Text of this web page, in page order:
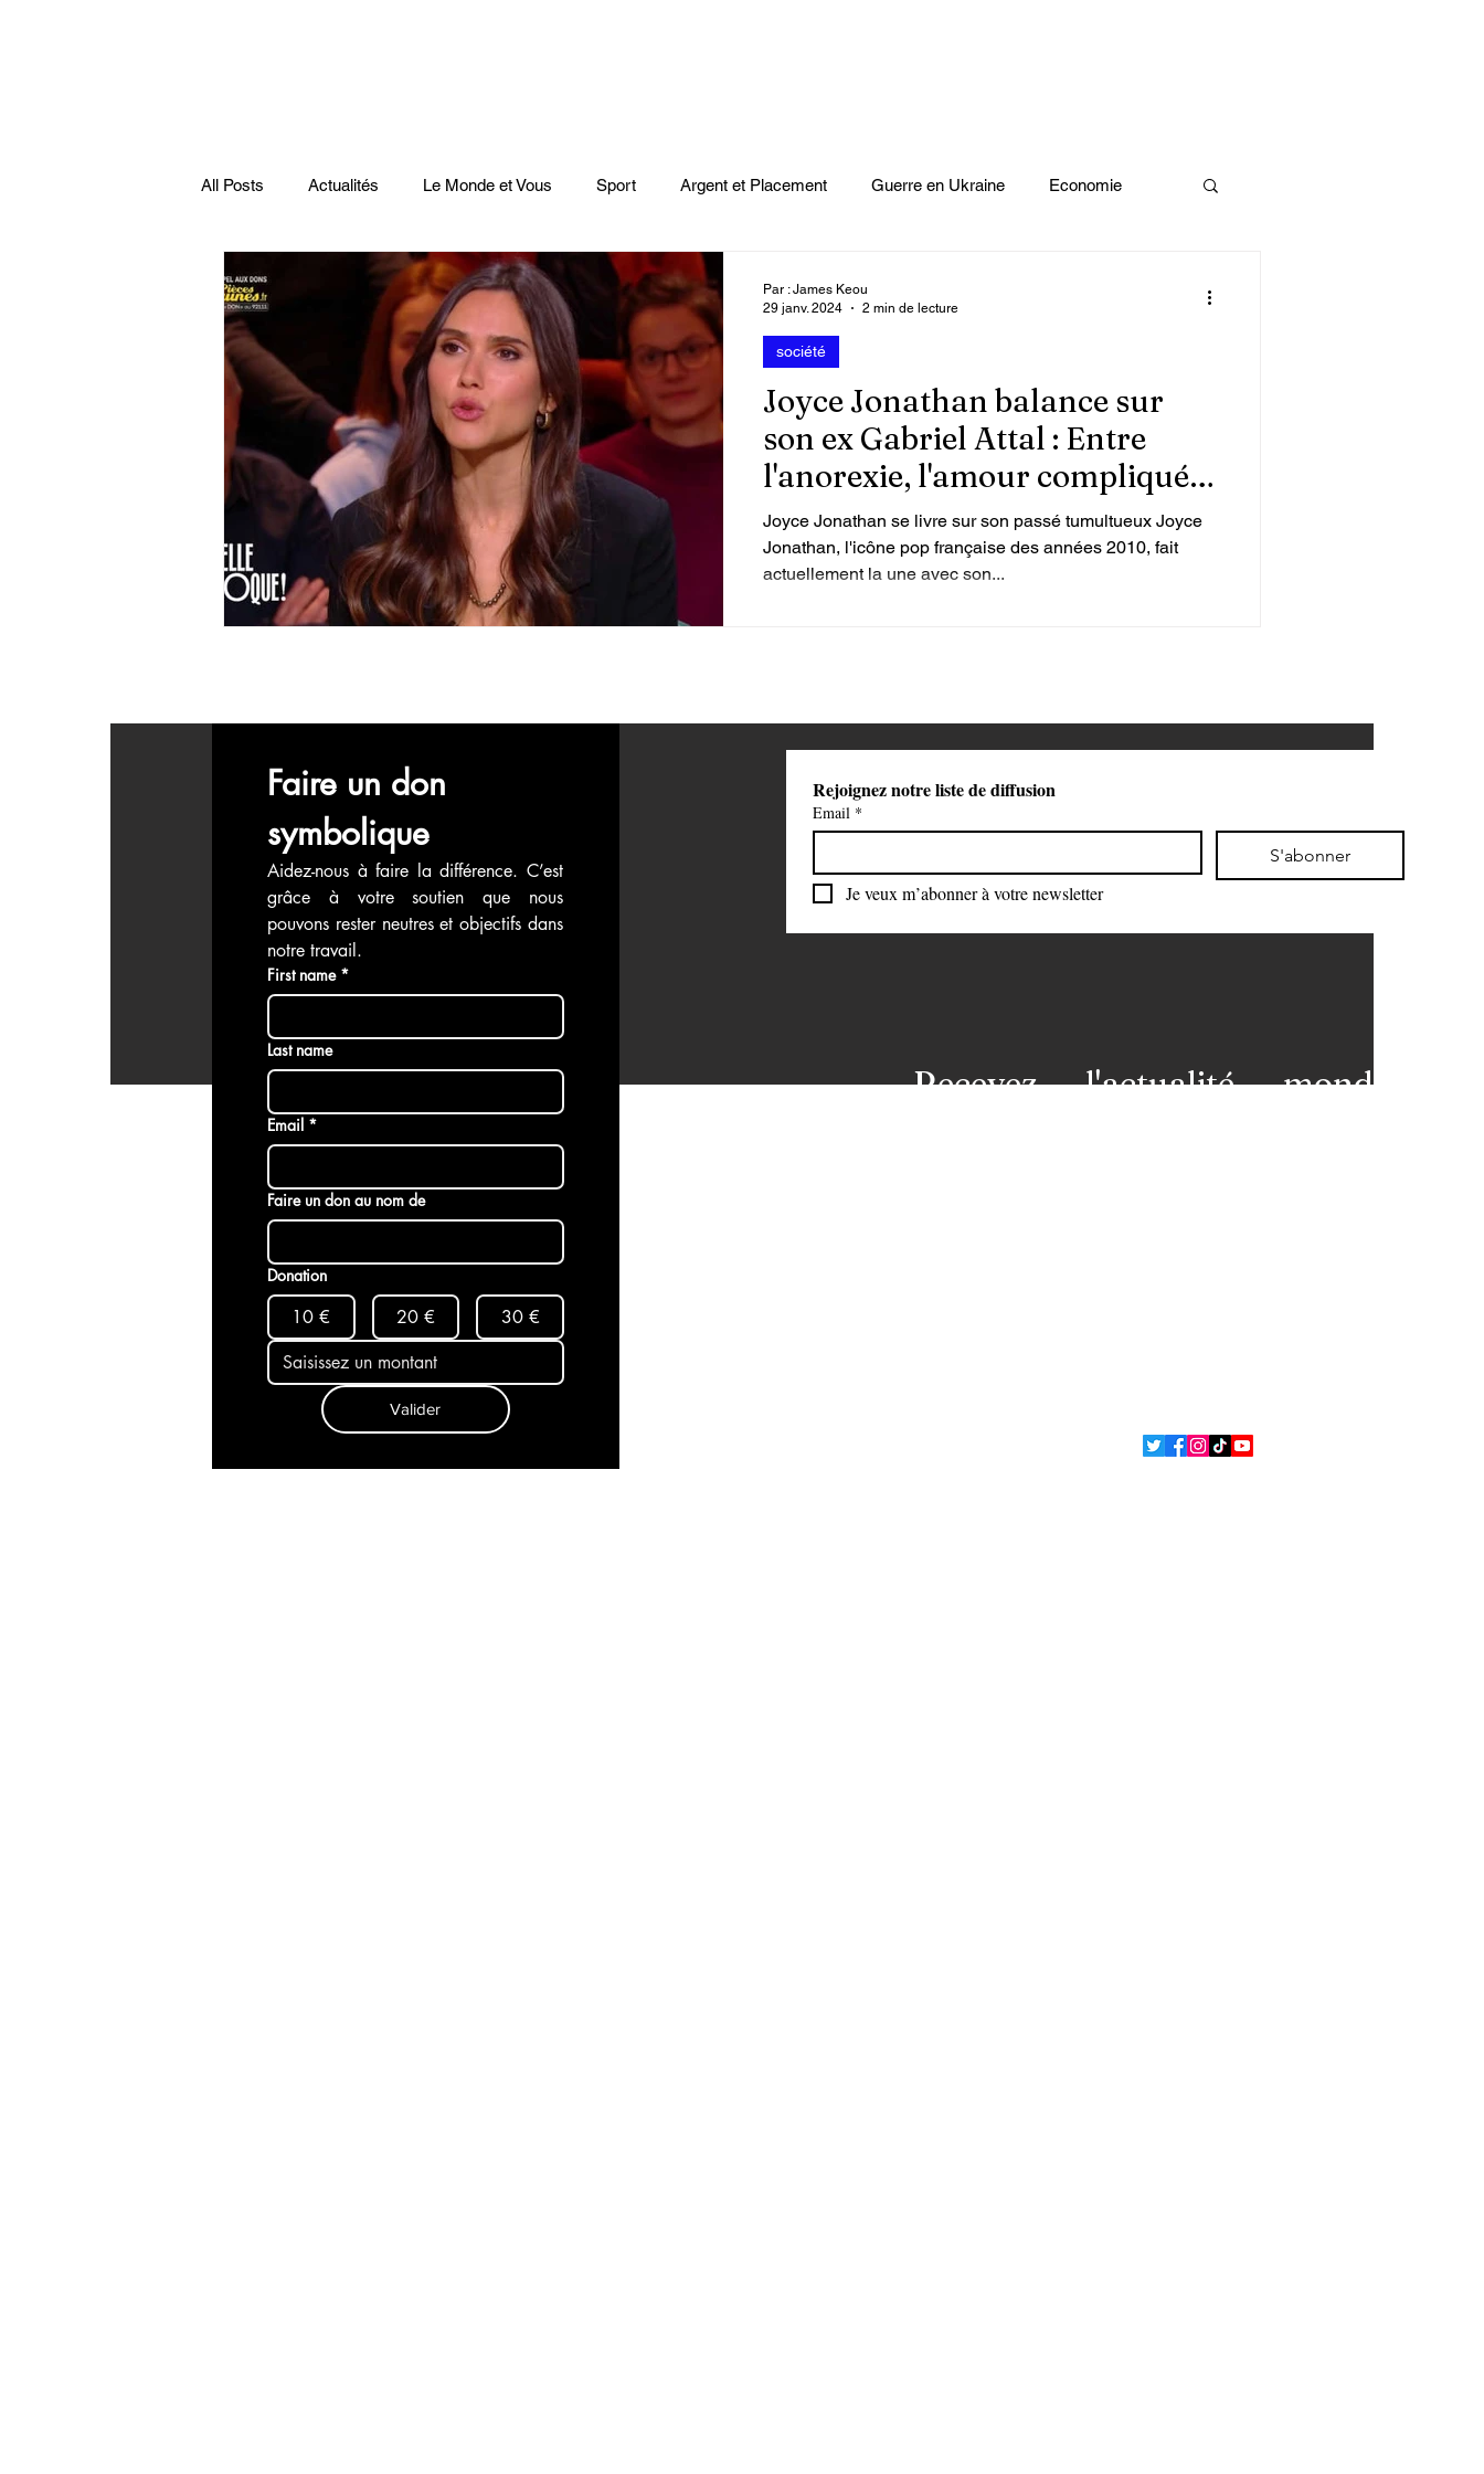
All Posts Actualités Le Monde et Vous Sport Argent et Placement Guerre en Ukraine Economie
Santé économie française Cinéma Scènes
Musiques Science Podcasts Mode Coupe du monde Rugby
Disparitions Actualités Culture Voyages Climat Vidéos Le Monde des livres
économie mondiales Enquête vidéos Attaque du Hamas contre Israël
Joyce Jonathan balance sur
son ex Gabriel Attal : Entre
l'anorexie, l'amour compliqué,
ses confidences choc dévoilent
une vie en montagnes russes
Joyce Jonathan se livre sur son passé tumultueux Joyce
Jonathan, l'icône pop française des années 2010, fait
actuellement la une avec son...
société
Par : James Keou
29 janv. 2024
2 min de lecture
Rejoignez notre liste de diffusion
Email *
S'abonner
Je veux m’abonner à votre newsletter
Faire un don
symbolique
Aidez-nous à faire la différence. C’est
grâce à votre soutien que nous
pouvons rester neutres et objectifs dans
notre travail.
First name *
Last name
Email *
Faire un don au nom de
Donation
10 € 20 € 30 €
Valider
Recevez l'actualité mondiale